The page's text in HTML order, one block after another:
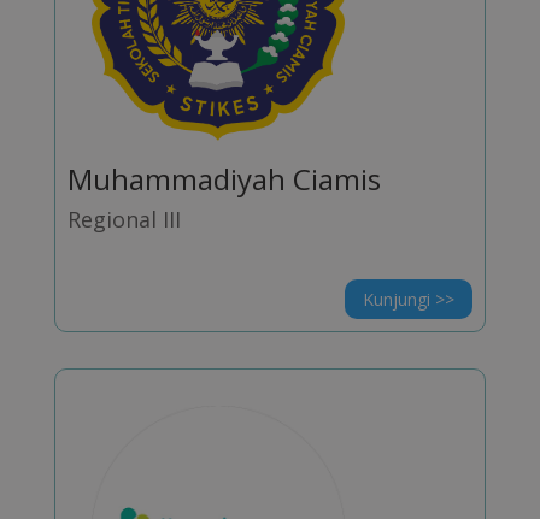
Muhammadiyah Ciamis
Regional III
Kunjungi >>